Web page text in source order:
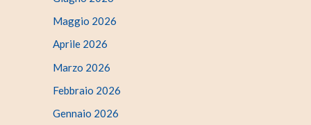
Maggio 2026
Aprile 2026
Marzo 2026
Febbraio 2026
Gennaio 2026